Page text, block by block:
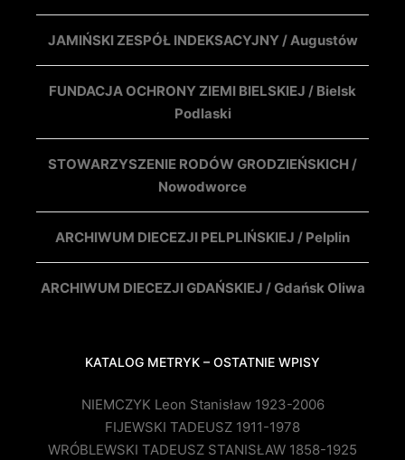
JAMIŃSKI ZESPÓŁ INDEKSACYJNY / Augustów
FUNDACJA OCHRONY ZIEMI BIELSKIEJ / Bielsk
Podlaski
STOWARZYSZENIE RODÓW GRODZIEŃSKICH /
Nowodworce
ARCHIWUM DIECEZJI PELPLIŃSKIEJ / Pelplin
ARCHIWUM DIECEZJI GDAŃSKIEJ / Gdańsk Oliwa
KATALOG METRYK – OSTATNIE WPISY
NIEMCZYK Leon Stanisław 1923-2006
FIJEWSKI TADEUSZ 1911-1978
WRÓBLEWSKI TADEUSZ STANISŁAW 1858-1925